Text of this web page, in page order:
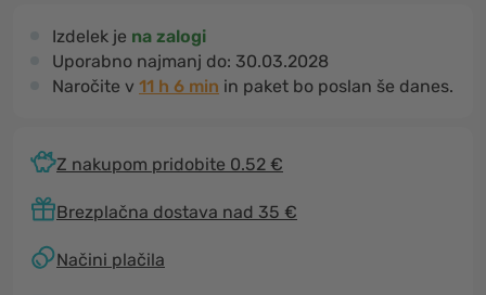
Izdelek je na zalogi
Uporabno najmanj do: 30.03.2028
Naročite v 11 h 6 min in paket bo poslan še danes.
Z nakupom pridobite 0.52 €
Brezplačna dostava nad 35 €
Načini plačila